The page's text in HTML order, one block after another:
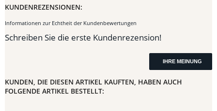
KUNDENREZENSIONEN:
Informationen zur Echtheit der Kundenbewertungen
Schreiben Sie die erste Kundenrezension!
IHRE MEINUNG
KUNDEN, DIE DIESEN ARTIKEL KAUFTEN, HABEN AUCH
FOLGENDE ARTIKEL BESTELLT: